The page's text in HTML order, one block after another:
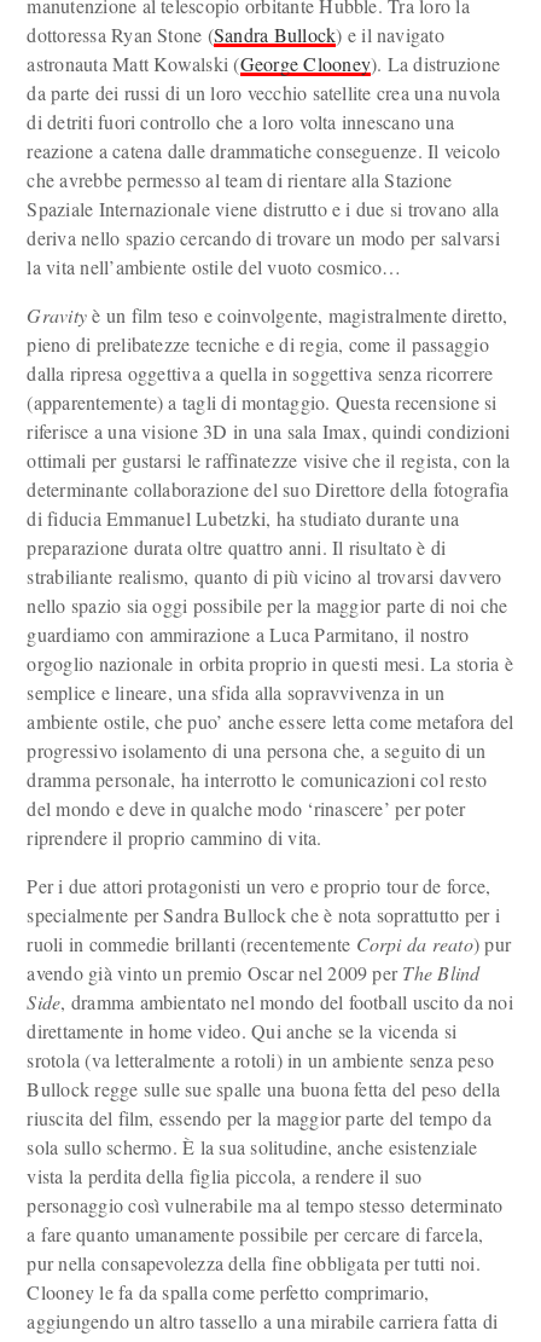
manutenzione al telescopio orbitante Hubble. Tra loro la
dottoressa Ryan Stone (Sandra Bullock) e il navigato
astronauta Matt Kowalski (George Clooney). La distruzione
da parte dei russi di un loro vecchio satellite crea una nuvola
di detriti fuori controllo che a loro volta innescano una
reazione a catena dalle drammatiche conseguenze. Il veicolo
che avrebbe permesso al team di rientare alla Stazione
Spaziale Internazionale viene distrutto e i due si trovano alla
deriva nello spazio cercando di trovare un modo per salvarsi
la vita nell’ambiente ostile del vuoto cosmico…
Gravityè un film teso e coinvolgente, magistralmente diretto,
pieno di prelibatezze tecniche e di regia, come il passaggio
dalla ripresa oggettiva a quella in soggettiva senza ricorrere
(apparentemente) a tagli di montaggio. Questa recensione si
riferisce a una visione 3D in una sala Imax, quindi condizioni
ottimali per gustarsi le raffinatezze visive che il regista, con la
determinante collaborazione del suo Direttore della fotografia
di fiducia Emmanuel Lubetzki, ha studiato durante una
preparazione durata oltre quattro anni. Il risultato è di
strabiliante realismo, quanto di più vicino al trovarsi davvero
nello spazio sia oggi possibile per la maggior parte di noi che
guardiamo con ammirazione a Luca Parmitano, il nostro
orgoglio nazionale in orbita proprio in questi mesi. La storia è
semplice e lineare, una sfida alla sopravvivenza in un
ambiente ostile, che puo’ anche essere letta come metafora del
progressivo isolamento di una persona che, a seguito di un
dramma personale, ha interrotto le comunicazioni col resto
del mondo e deve in qualche modo ‘rinascere’ per poter
riprendere il proprio cammino di vita.
Per i due attori protagonisti un vero e proprio tour de force,
specialmente per Sandra Bullock che è nota soprattutto per i
ruoli in commedie brillanti (recentemente Corpi da reato) pur
avendo già vinto un premio Oscar nel 2009 perThe Blind
Side, dramma ambientato nel mondo del football uscito da noi
direttamente in home video. Qui anche se la vicenda si
srotola (va letteralmente a rotoli) in un ambiente senza peso
Bullock regge sulle sue spalle una buona fetta del peso della
riuscita del film, essendo per la maggior parte del tempo da
sola sullo schermo. È la sua solitudine, anche esistenziale
vista la perdita della figlia piccola, a rendere il suo
personaggio così vulnerabile ma al tempo stesso determinato
a fare quanto umanamente possibile per cercare di farcela,
pur nella consapevolezza della fine obbligata per tutti noi.
Clooney le fa da spalla come perfetto comprimario,
aggiungendo un altro tassello a una mirabile carriera fatta di